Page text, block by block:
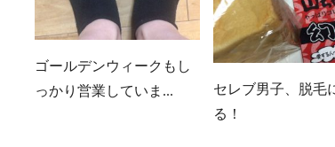
ゴールデンウィークもし
っかり営業していま...
セレブ男子、脱毛
る！